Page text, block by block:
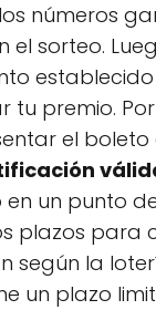
números
el sorteo.
tu premio.
el
un punto
plazos para
según la
un plazo